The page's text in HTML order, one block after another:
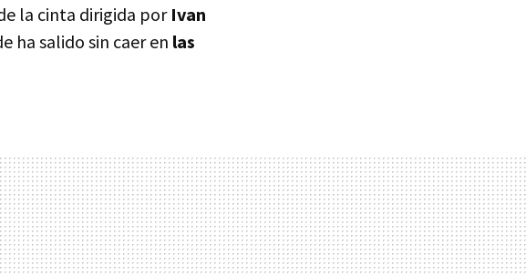
la cinta dirigida porIvan
ha salido sin caer en las